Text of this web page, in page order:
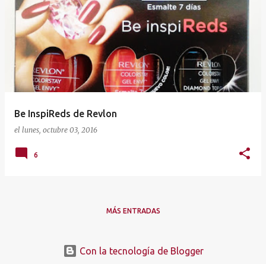
Be InspiReds de Revlon
el lunes, octubre 03, 2016
6
MÁS ENTRADAS
Con la tecnología de Blogger